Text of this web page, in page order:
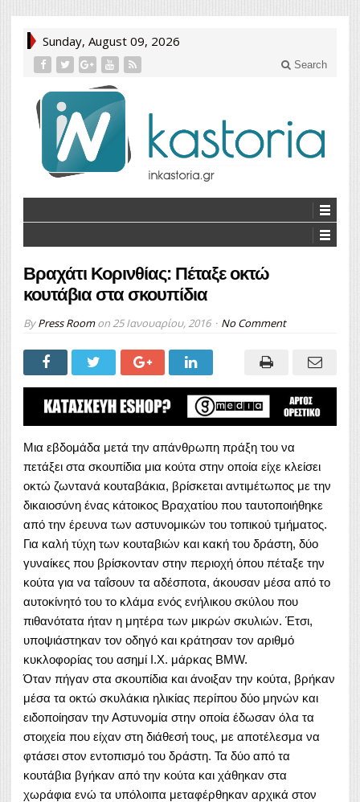
Sunday, August 09, 2026
Search
Βραχάτι Κορινθίας: Πέταξε οκτώ
κουτάβια στα σκουπίδια
ByPress Roomon 25 Ιανουαρίου, 2016 No Comment
Μια εβδομάδα μετά την απάνθρωπη πράξη του να
πετάξει στα σκουπίδια μια κούτα στην οποία είχε κλείσει
οκτώ ζωντανά κουταβάκια, βρίσκεται αντιμέτωπος με την
δικαιοσύνη ένας κάτοικος Βραχατίου που ταυτοποιήθηκε
από την έρευνα των αστυνομικών του τοπικού τμήματος.
Για καλή τύχη των κουταβιών και κακή του δράστη, δύο
γυναίκες που βρίσκονταν στην περιοχή όπου πέταξε την
κούτα για να ταΐσουν τα αδέσποτα, άκουσαν μέσα από το
αυτοκίνητό του το κλάμα ενός ενήλικου σκύλου που
πιθανότατα ήταν η μητέρα των μικρών σκυλιών. Έτσι,
υποψιάστηκαν τον οδηγό και κράτησαν τον αριθμό
κυκλοφορίας του ασημί Ι.Χ. μάρκας BMW.
Όταν πήγαν στα σκουπίδια και άνοιξαν την κούτα, βρήκαν
μέσα τα οκτώ σκυλάκια ηλικίας περίπου δύο μηνών και
ειδοποίησαν την Αστυνομία στην οποία έδωσαν όλα τα
στοιχεία που είχαν στη διάθεσή τους, με αποτέλεσμα να
φτάσει στον εντοπισμό του δράστη. Τα δύο από τα
κουτάβια βγήκαν από την κούτα και χάθηκαν στα
χωράφια ενώ τα υπόλοιπα μεταφέρθηκαν αρχικά στον